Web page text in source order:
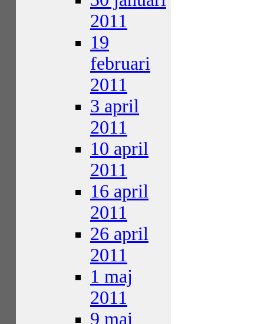
2011
19
februari
2011
3 april
2011
10 april
2011
16 april
2011
26 april
2011
1 maj
2011
9 maj